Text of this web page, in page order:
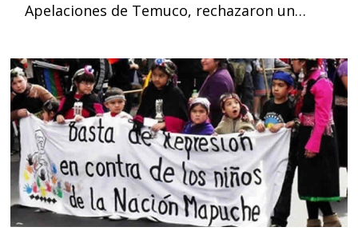
Apelaciones de Temuco, rechazaron un…